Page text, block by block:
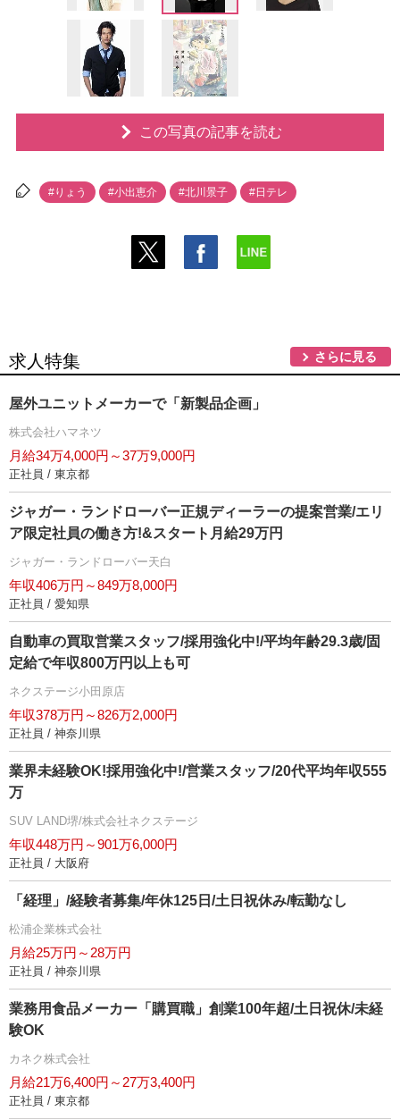
この写真の記事を読む
#りょう #小出恵介 #北川景子 #日テレ
求人特集 さらに見る
屋外ユニットメーカーで「新製品企画」
株式会社ハマネツ
月給34万4,000円～37万9,000円
正社員 / 東京都
ジャガー・ランドローバー正規ディーラーの提案営業/エリ
ア限定社員の働き方!&スタート月給29万円
ジャガー・ランドローバー天白
年収406万円～849万8,000円
正社員 / 愛知県
自動車の買取営業スタッフ/採用強化中!/平均年齢29.3歳/固
定給で年収800万円以上も可
ネクステージ小田原店
年収378万円～826万2,000円
正社員 / 神奈川県
業界未経験OK!採用強化中!/営業スタッフ/20代平均年収555
万
SUV LAND堺/株式会社ネクステージ
年収448万円～901万6,000円
正社員 / 大阪府
「経理」/経験者募集/年休125日/土日祝休み/転勤なし
松浦企業株式会社
月給25万円～28万円
正社員 / 神奈川県
業務用食品メーカー「購買職」創業100年超/土日祝休/未経
験OK
カネク株式会社
月給21万6,400円～27万3,400円
正社員 / 東京都